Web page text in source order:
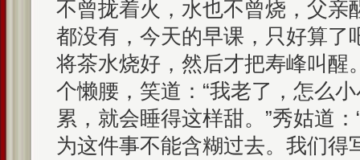
不曾拢着火，水也不曾烧，父亲
都没有，今天的早课，只好算了
将茶水烧好，然后才把寿峰叫醒
个懒腰，笑道：“我老了，怎么
累，就会睡得这样甜。”秀姑道
为这件事不能含糊过去。我们得